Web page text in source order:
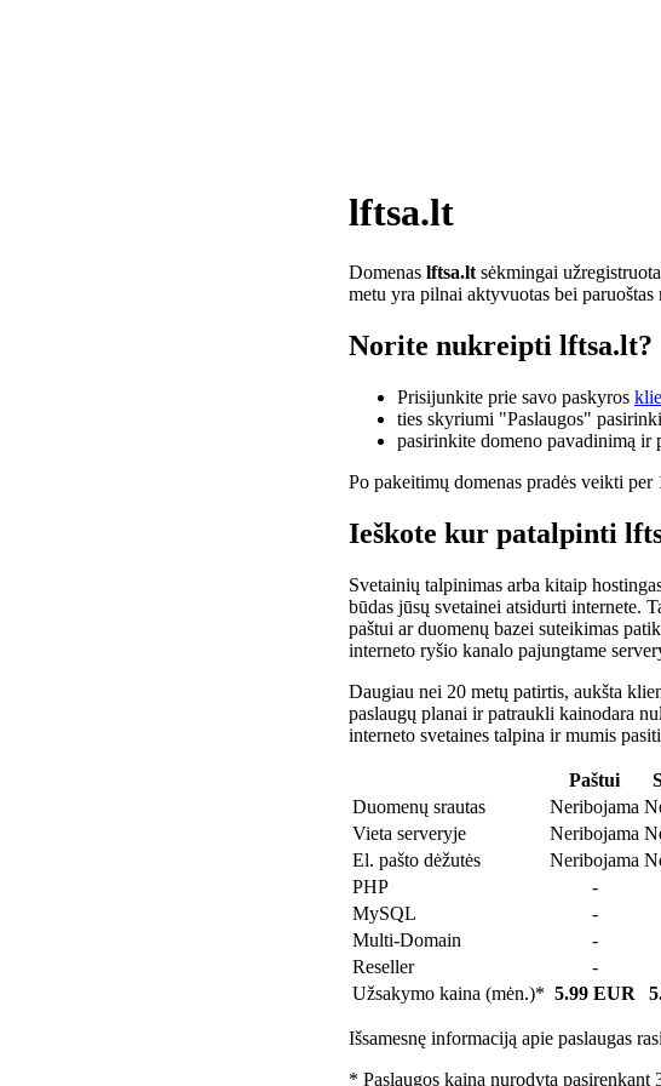
lftsa.lt
Domenas lftsa.lt sėkmingai
metu yra pilnai aktyvuotas bei paruoštas
Norite nukreipti lftsa.lt?
Prisijunkite prie savo paskyros
ties skyriumi "Paslaugos"
pasirinkite domeno pavadinimą ir
Po pakeitimų domenas pradės veikti per
Ieškote kur patalpinti
Svetainių talpinimas arba kitaip
būdas jūsų svetainei atsidurti internete.
paštui ar duomenų bazei suteikimas
interneto ryšio kanalo pajungtame
Daugiau nei 20 metų patirtis, aukšta
paslaugų planai ir patraukli kainodara
interneto svetaines talpina ir mumis
Paštui
Duomenų srautas
Neribojama
Vieta serveryje
Neribojama
El. pašto dėžutės
Neribojama
PHP
-
MySQL
-
Multi-Domain
-
Reseller
-
Užsakymo kaina (mėn.)* 5.99 EUR
Išsamesnę informaciją apie paslaugas
* Paslaugos kaina nurodyta